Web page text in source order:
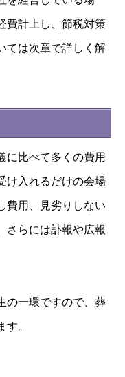
費計上し、節税対策
ては次章で詳しく解
に比べて多くの費用
け入れるだけの会場
費用、見劣りしない
さらには訃報や広報
の一環ですので、葬
。